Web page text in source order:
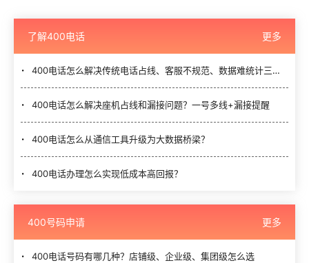
了解400电话 更多
400电话怎么解决传统电话占线、客服不规范、数据难统计三大难题？
400电话怎么解决座机占线和漏接问题？一号多线+漏接提醒
400电话怎么从通信工具升级为大数据桥梁？
400电话办理怎么实现低成本高回报？
400号码申请 更多
400电话号码有哪几种？店铺级、企业级、集团级怎么选